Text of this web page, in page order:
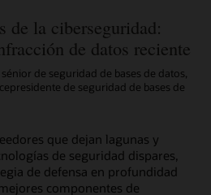
de la ciberseguridad:
de datos reciente
de seguridad de bases de datos,
de seguridad de bases de
que dejan lagunas y
de seguridad dispares,
de defensa en profundidad
componentes de